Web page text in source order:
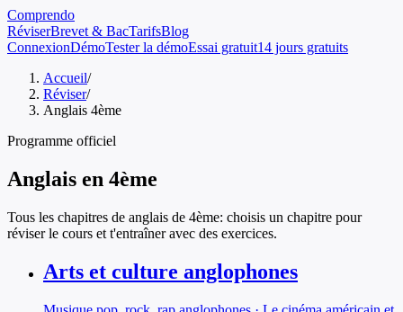
Comprendo
RéviserBrevet & BacTarifsBlog
ConnexionDémoTester la démoEssai gratuit14 jours gratuits
Accueil/
Réviser/
Anglais 4ème
Programme officiel
Anglais en 4ème
Tous les chapitres de anglais de 4ème: choisis un chapitre pour
réviser le cours et t'entraîner avec des exercices.
Arts et culture anglophones